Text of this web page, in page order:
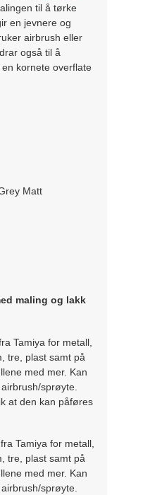
til å tørke
en jevnere og
airbrush eller
også til å
kornete overflate
Matt
maling og lakk
Tamiya for metall,
tre, plast samt på
med mer. Kan
sprøyte.
at den kan påføres
Tamiya for metall,
tre, plast samt på
med mer. Kan
sprøyte.